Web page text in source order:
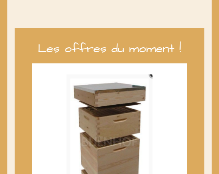
Les offres du moment !